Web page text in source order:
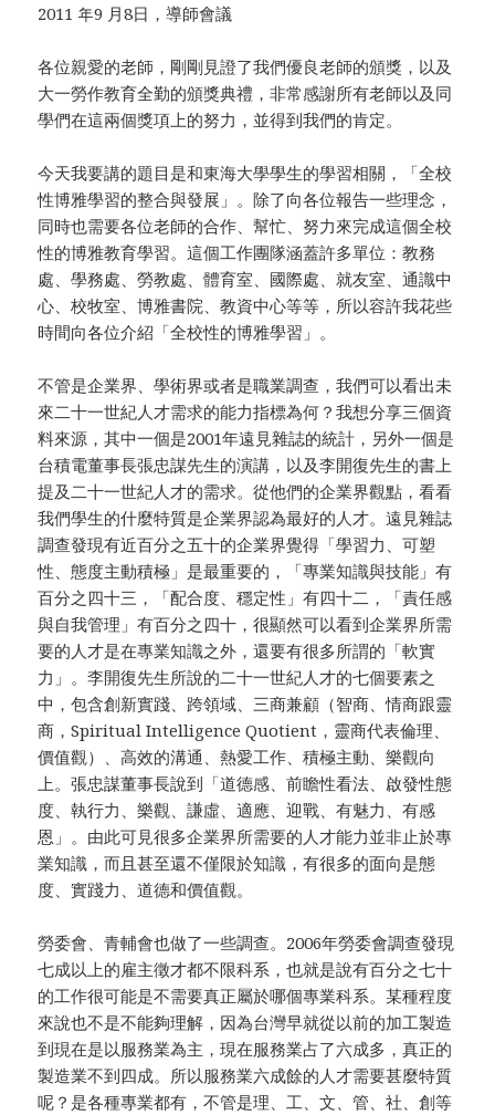
2011 年9 月8日，導師會議
各位親愛的老師，剛剛見證了我們優良老師的頒獎，以及
大一勞作教育全勤的頒獎典禮，非常感謝所有老師以及同
學們在這兩個獎項上的努力，並得到我們的肯定。
今天我要講的題目是和東海大學學生的學習相關，「全校
性博雅學習的整合與發展」。除了向各位報告一些理念，
同時也需要各位老師的合作、幫忙、努力來完成這個全校
性的博雅教育學習。這個工作團隊涵蓋許多單位：教務
處、學務處、勞教處、體育室、國際處、就友室、通識中
心、校牧室、博雅書院、教資中心等等，所以容許我花些
時間向各位介紹「全校性的博雅學習」。
不管是企業界、學術界或者是職業調查，我們可以看出未
來二十一世紀人才需求的能力指標為何？我想分享三個資
料來源，其中一個是2001年遠見雜誌的統計，另外一個是
台積電董事長張忠謀先生的演講，以及李開復先生的書上
提及二十一世紀人才的需求。從他們的企業界觀點，看看
我們學生的什麼特質是企業界認為最好的人才。遠見雜誌
調查發現有近百分之五十的企業界覺得「學習力、可塑
性、態度主動積極」是最重要的，「專業知識與技能」有
百分之四十三，「配合度、穩定性」有四十二，「責任感
與自我管理」有百分之四十，很顯然可以看到企業界所需
要的人才是在專業知識之外，還要有很多所謂的「軟實
力」。李開復先生所說的二十一世紀人才的七個要素之
中，包含創新實踐、跨領域、三商兼顧（智商、情商跟靈
商，Spiritual Intelligence Quotient，靈商代表倫理、
價值觀）、高效的溝通、熱愛工作、積極主動、樂觀向
上。張忠謀董事長說到「道德感、前瞻性看法、啟發性態
度、執行力、樂觀、謙虛、適應、迎戰、有魅力、有感
恩」。由此可見很多企業界所需要的人才能力並非止於專
業知識，而且甚至還不僅限於知識，有很多的面向是態
度、實踐力、道德和價值觀。
勞委會、青輔會也做了一些調查。2006年勞委會調查發現
七成以上的雇主徵才都不限科系，也就是說有百分之七十
的工作很可能是不需要真正屬於哪個專業科系。某種程度
來說也不是不能夠理解，因為台灣早就從以前的加工製造
到現在是以服務業為主，現在服務業占了六成多，真正的
製造業不到四成。所以服務業六成餘的人才需要甚麼特質
呢？是各種專業都有，不管是理、工、文、管、社、創等